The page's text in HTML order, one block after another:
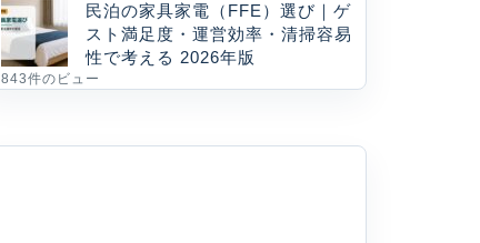
民泊の家具家電（FFE）選び｜ゲ
スト満足度・運営効率・清掃容易
性で考える 2026年版
843件のビュー